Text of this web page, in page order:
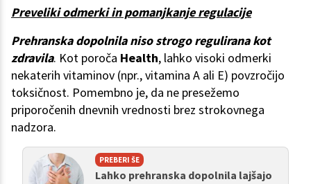
Preveliki odmerki in pomanjkanje regulacije
Prehranska dopolnila niso strogo regulirana kot
zdravila. Kot poroča Health, lahko visoki odmerki
nekaterih vitaminov (npr., vitamina A ali E) povzročijo
toksičnost. Pomembno je, da ne presežemo
priporočenih dnevnih vrednosti brez strokovnega
nadzora.
PREBERI ŠE
Lahko prehranska dopolnila lajšajo